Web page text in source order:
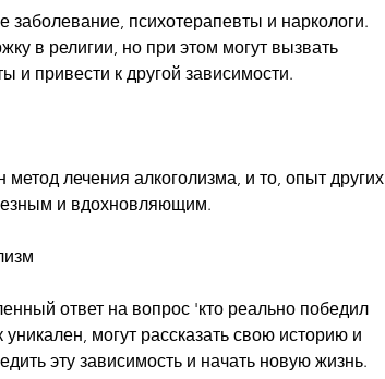
заболевание, психотерапевты и наркологи.
в религии, но при этом могут вызвать
привести к другой зависимости.
лечения алкоголизма, и то, опыт других
и вдохновляющим.
ответ на вопрос 'кто реально победил
могут рассказать свою историю и
эту зависимость и начать новую жизнь.